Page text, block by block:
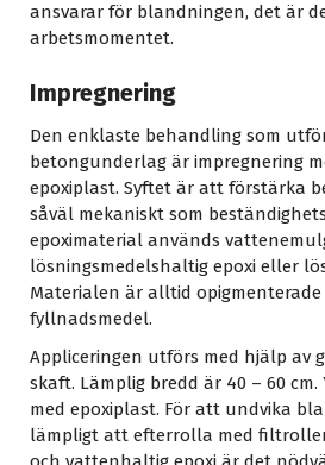
ansvarar för blandningen, det är
arbetsmomentet.
Impregnering
Den enklaste behandling som
betongunderlag är impregnering
epoxiplast. Syftet är att förstärka
såväl mekaniskt som
epoximaterial används
lösningsmedelshaltig epoxi eller
Materialen är alltid
fyllnadsmedel.
Appliceringen utförs med hjälp av
skaft. Lämplig bredd är 40 – 60
med epoxiplast. För att undvika
lämpligt att efterrolla med